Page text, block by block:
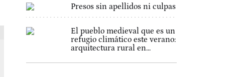
Presos sin apellidos ni culpas
El pueblo medieval que es un
refugio climático este verano:
arquitectura rural en...